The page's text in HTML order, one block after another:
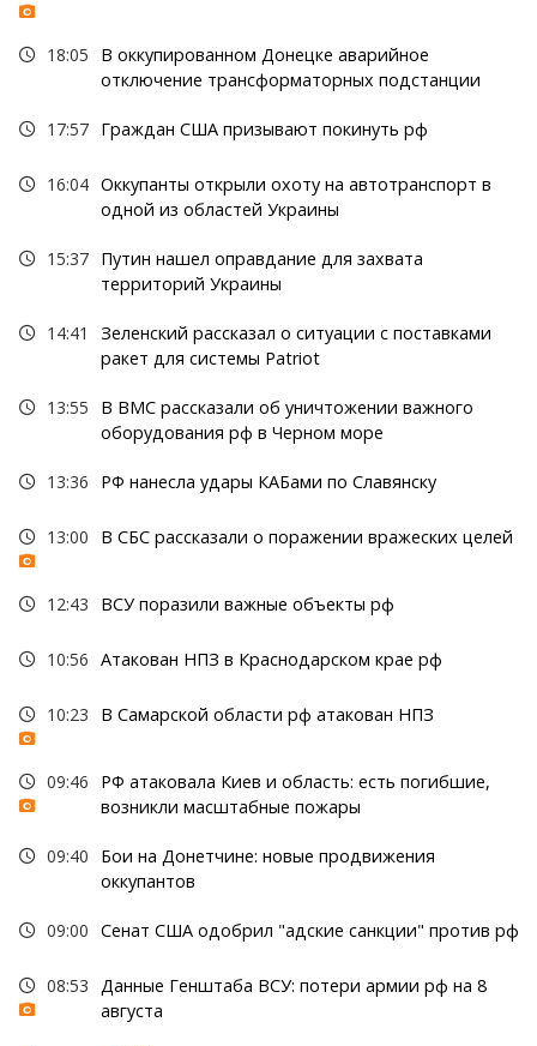
18:05
В оккупированном Донецке аварийное
отключение трансформаторных подстанции
17:57 Граждан США призывают покинуть рф
16:04 Оккупанты открыли охоту на автотранспорт в
одной из областей Украины
15:37 Путин нашел оправдание для захвата
территорий Украины
14:41
Зеленский рассказал о ситуации с поставками
ракет для системы Patriot
13:55
В ВМС рассказали об уничтожении важного
оборудования рф в Черном море
13:36 РФ нанесла удары КАБами по Славянску
13:00 В СБС рассказали о поражении вражеских целей
12:43 ВСУ поразили важные объекты рф
10:56 Атакован НПЗ в Краснодарском крае рф
10:23 В Самарской области рф атакован НПЗ
09:46
РФ атаковала Киев и область: есть погибшие,
возникли масштабные пожары
09:40
Бои на Донетчине: новые продвижения
оккупантов
09:00 Сенат США одобрил "адские санкции" против рф
08:53 Данные Генштаба ВСУ: потери армии рф на 8
августа